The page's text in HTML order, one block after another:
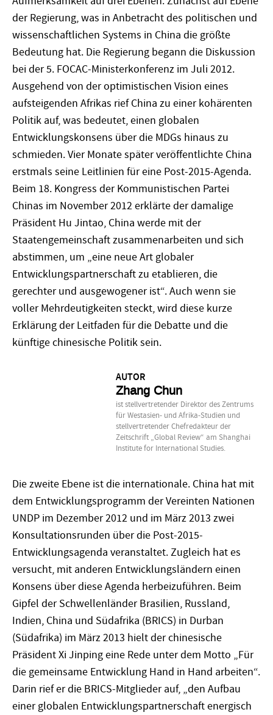
der Regierung, was in Anbetracht des politischen und
wissenschaftlichen Systems in China die größte
Bedeutung hat. Die Regierung begann die Diskussion
bei der 5. FOCAC-Ministerkonferenz im Juli 2012.
Ausgehend von der optimistischen Vision eines
aufsteigenden Afrikas rief China zu einer kohärenten
Politik auf, was bedeutet, einen globalen
Entwicklungskonsens über die MDGs hinaus zu
schmieden. Vier Monate später veröffentlichte China
erstmals seine Leitlinien für eine Post-2015-Agenda.
Beim 18. Kongress der Kommunistischen Partei
Chinas im November 2012 erklärte der damalige
Präsident Hu Jintao, China werde mit der
Staatengemeinschaft zusammenarbeiten und sich
abstimmen, um „eine neue Art globaler
Entwicklungspartnerschaft zu etablieren, die
gerechter und ausgewogener ist“. Auch wenn sie
voller Mehrdeutigkeiten steckt, wird diese kurze
Erklärung der Leitfaden für die Debatte und die
künftige chinesische Politik sein.
AUTOR
Zhang Chun
ist stellvertretender Direktor des Zentrums
für Westasien- und Afrika-Studien und
stellvertretender Chefredakteur der
Zeitschrift „Global Review“ am Shanghai
Institute for International Studies.
Die zweite Ebene ist die internationale. China hat mit
dem Entwicklungsprogramm der Vereinten Nationen
UNDP im Dezember 2012 und im März 2013 zwei
Konsultationsrunden über die Post-2015-
Entwicklungsagenda veranstaltet. Zugleich hat es
versucht, mit anderen Entwicklungsländern einen
Konsens über diese Agenda herbeizuführen. Beim
Gipfel der Schwellenländer Brasilien, Russland,
Indien, China und Südafrika (BRICS) in Durban
(Südafrika) im März 2013 hielt der chinesische
Präsident Xi Jinping eine Rede unter dem Motto „Für
die gemeinsame Entwicklung Hand in Hand arbeiten“.
Darin rief er die BRICS-Mitglieder auf, „den Aufbau
einer globalen Entwicklungspartnerschaft energisch